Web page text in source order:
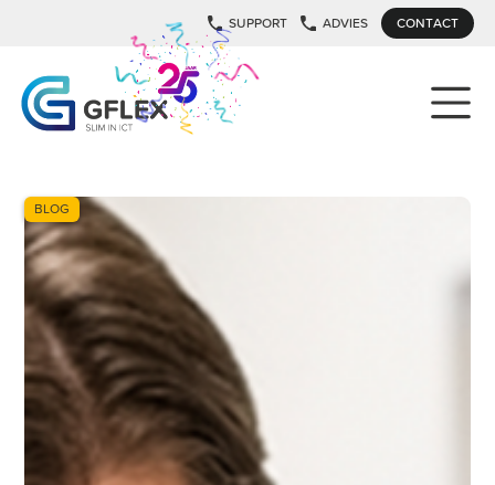
SUPPORT ADVIES CONTACT
BLOG